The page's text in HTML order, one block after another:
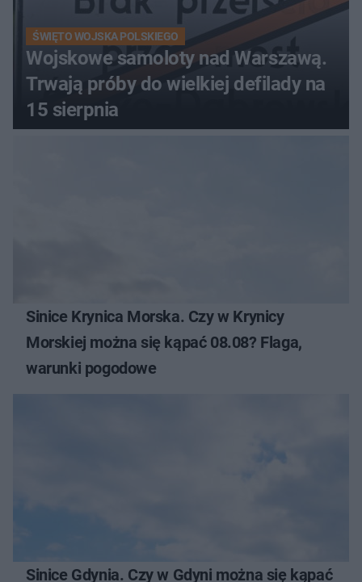
ŚWIĘTO WOJSKA POLSKIEGO
Wojskowe samoloty nad Warszawą.
Trwają próby do wielkiej defilady na
15 sierpnia
Sinice Krynica Morska. Czy w Krynicy
Morskiej można się kąpać 08.08? Flaga,
warunki pogodowe
Sinice Gdynia. Czy w Gdyni można się kąpać